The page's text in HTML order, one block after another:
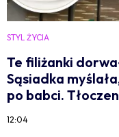
STYL ŻYCIA
Te filiżanki
Sąsiadka
po babci.
12:04